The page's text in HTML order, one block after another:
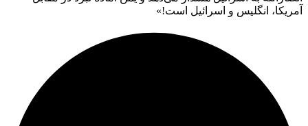
آمریکا، انگلیس و اسرائیل است!»